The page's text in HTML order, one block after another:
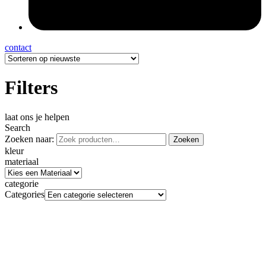
contact
Filters
laat ons je helpen
Search
Zoeken naar:
Zoeken
kleur
materiaal
categorie
Categories